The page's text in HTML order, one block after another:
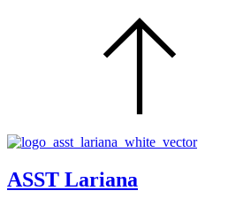
ASST Lariana